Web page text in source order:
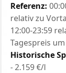
Referenz:
relativ zu
12:00-23:59
Tagespreis
Historische
- 2.159 €/l